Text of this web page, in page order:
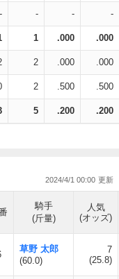
- - - -
1 .000 .000
2 .000 .000
2 .500 .500
5 .200 .200
2024/4/1 00:00
騎手
(斤量)
人気
(オッズ)
草野 太郎
(60.0)
7
(25.8)